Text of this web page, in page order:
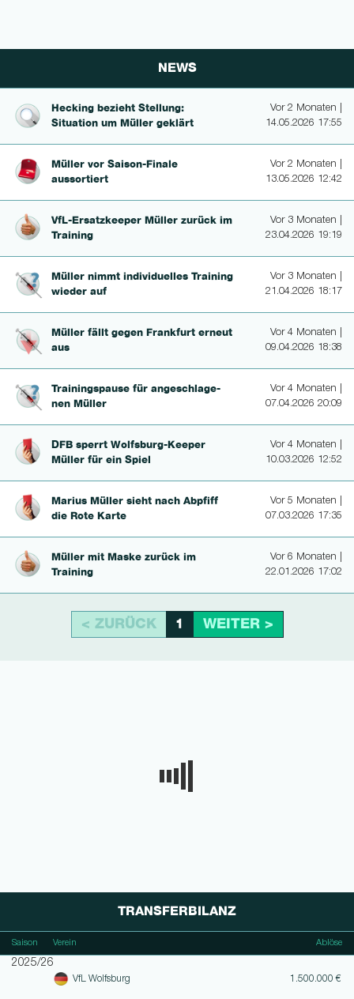
NEWS
Hecking bezieht Stellung:
Situation um Müller geklärt
Vor 2 Monaten |
14.05.2026 17:55
Müller vor Saison-Fina­le
aussortiert
Vor 2 Monaten |
13.05.2026 12:42
VfL-Er­satzkee­per Müller zurück im
Training
Vor 3 Monaten |
23.04.2026 19:19
Müller nimmt in­divi­duel­les Training
wieder auf
Vor 3 Monaten |
21.04.2026 18:17
Müller fällt gegen Frankfurt erneut
aus
Vor 4 Monaten |
09.04.2026 18:38
Trainingspau­se für an­geschlage­
nen Müller
Vor 4 Monaten |
07.04.2026 20:09
DFB sperrt Wolfsburg-Kee­per
Müller für ein Spiel
Vor 4 Monaten |
10.03.2026 12:52
Marius Müller sieht nach Abpfiff
die Rote Karte
Vor 5 Monaten |
07.03.2026 17:35
Müller mit Maske zurück im
Training
Vor 6 Monaten |
22.01.2026 17:02
< ZURÜCK 1 WEITER >
TRANSFERBILANZ
Saison Verein Ablöse
2025/26
VfL Wolfsburg 1.500.000 €